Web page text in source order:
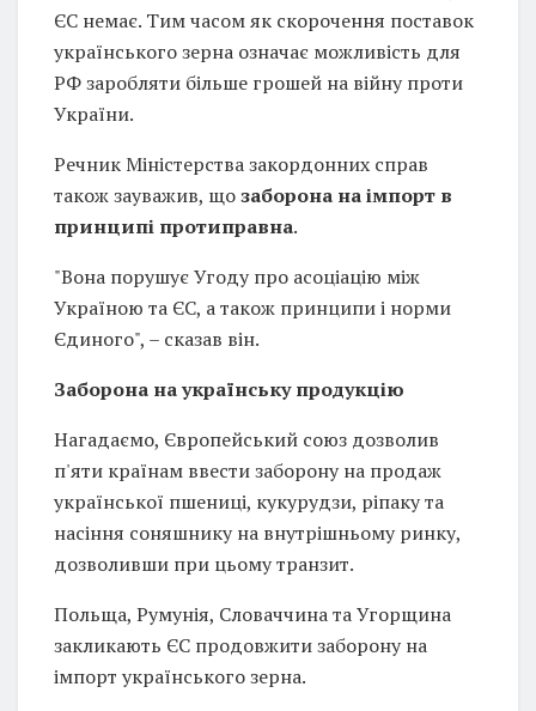
ЄС немає. Тим часом як скорочення поставок
українського зерна означає можливість для
РФ заробляти більше грошей на війну проти
України.
Речник Міністерства закордонних справ
також зауважив, щозаборона на імпорт в
принципі протиправна.
"Вона порушує Угоду про асоціацію між
Україною та ЄС, а також принципи і норми
Єдиного", – сказав він.
Заборона на українську продукцію
Нагадаємо, Європейський союз дозволив
п'яти країнам ввести заборону на продаж
української пшениці, кукурудзи, ріпаку та
насіння соняшнику на внутрішньому ринку,
дозволивши при цьому транзит.
Польща, Румунія, Словаччина та Угорщина
закликають ЄС продовжити заборону на
імпорт українського зерна.